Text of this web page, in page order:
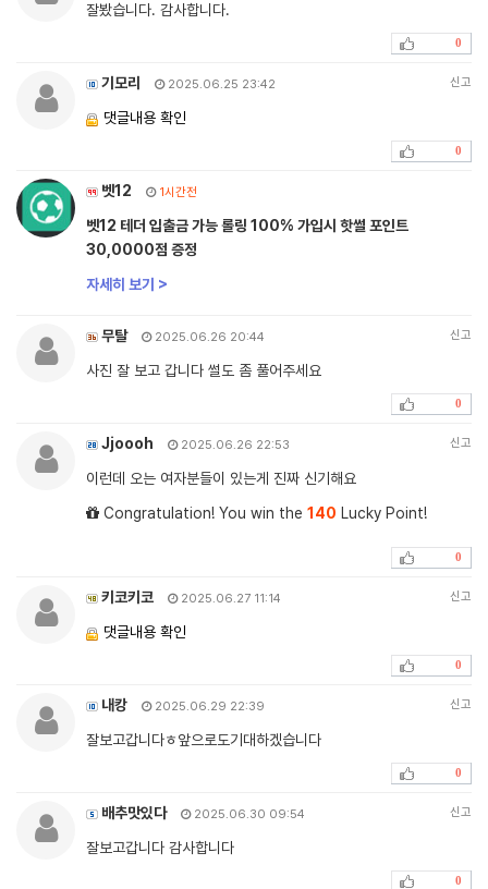
잘봤습니다. 감사합니다.
0
기모리 2025.06.25 23:42 신고
댓글내용 확인
0
벳12 1시간전
벳12 테더 입출금 가능 롤링 100% 가입시 핫썰 포인트
30,0000점 증정
자세히 보기 >
무탈 2025.06.26 20:44 신고
사진 잘 보고 갑니다 썰도 좀 풀어주세요
0
Jjoooh 2025.06.26 22:53 신고
이런데 오는 여자분들이 있는게 진짜 신기해요
Congratulation! You win the 140 Lucky Point!
0
키코키코 2025.06.27 11:14 신고
댓글내용 확인
0
내캉 2025.06.29 22:39 신고
잘보고갑니다ㅎ앞으로도기대하겠습니다
0
배추맛있다 2025.06.30 09:54 신고
잘보고갑니다 감사합니다
0